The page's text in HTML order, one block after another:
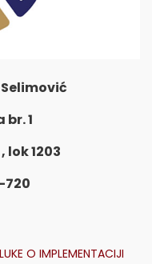
br. 1
lok 1203
720
O IMPLEMENTACIJI